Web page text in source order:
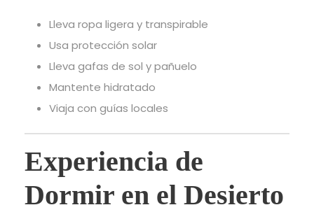
Lleva ropa ligera y transpirable
Usa protección solar
Lleva gafas de sol y pañuelo
Mantente hidratado
Viaja con guías locales
Experiencia de
Dormir en el Desierto